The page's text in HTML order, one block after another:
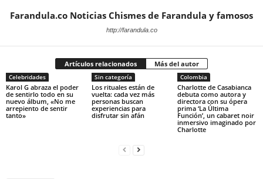
Farandula.co Noticias Chismes de Farandula y famosos
http://farandula.co
Artículos relacionados Más del autor
Celebridades
Karol G abraza el poder
de sentirlo todo en su
nuevo álbum, «No me
arrepiento de sentir
tanto»
Sin categoría
Los rituales están de
vuelta: cada vez más
personas buscan
experiencias para
disfrutar sin afán
Colombia
Charlotte de Casabianca
debuta como autora y
directora con su ópera
prima ‘La Última
Función’, un cabaret noir
inmersivo imaginado por
Charlotte